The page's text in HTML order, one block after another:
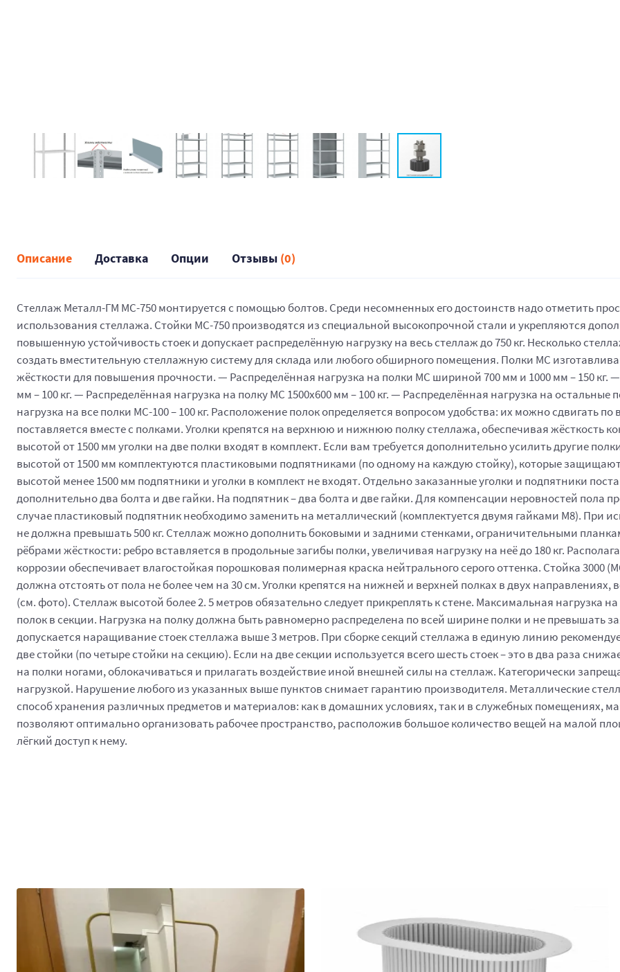
Описание Доставка Опции Отзывы (0)
Стеллаж Металл-ГМ МС-750 монтируется с помощью болтов. Среди несомненных его достоинств надо отметить
использования стеллажа. Стойки МС-750 производятся из специальной высокопрочной стали и укрепляются
повышенную устойчивость стоек и допускает распределённую нагрузку на весь стеллаж до 750 кг. Несколько
создать вместительную стеллажную систему для склада или любого обширного помещения. Полки МС
жёсткости для повышения прочности. — Распределённая нагрузка на полки МС шириной 700 мм и 1000 мм – 150 кг.
мм – 100 кг. — Распределённая нагрузка на полку МС 1500х600 мм – 100 кг. — Распределённая нагрузка на
нагрузка на все полки МС-100 – 100 кг. Расположение полок определяется вопросом удобства: их можно сдвигать
поставляется вместе с полками. Уголки крепятся на верхнюю и нижнюю полку стеллажа, обеспечивая жёсткость
высотой от 1500 мм уголки на две полки входят в комплект. Если вам требуется дополнительно усилить другие
высотой от 1500 мм комплектуются пластиковыми подпятниками (по одному на каждую стойку), которые
высотой менее 1500 мм подпятники и уголки в комплект не входят. Отдельно заказанные уголки и подпятники
дополнительно два болта и две гайки. На подпятник – два болта и две гайки. Для компенсации неровностей пола
случае пластиковый подпятник необходимо заменить на металлический (комплектуется двумя гайками М8). При
не должна превышать 500 кг. Стеллаж можно дополнить боковыми и задними стенками, ограничительными
рёбрами жёсткости: ребро вставляется в продольные загибы полки, увеличивая нагрузку на неё до 180 кг.
коррозии обеспечивает влагостойкая порошковая полимерная краска нейтрального серого оттенка. Стойка 3000
должна отстоять от пола не более чем на 30 см. Уголки крепятся на нижней и верхней полках в двух
(см. фото). Стеллаж высотой более 2. 5 метров обязательно следует прикреплять к стене. Максимальная нагрузка
полок в секции. Нагрузка на полку должна быть равномерно распределена по всей ширине полки и не превышать
допускается наращивание стоек стеллажа выше 3 метров. При сборке секций стеллажа в единую линию
две стойки (по четыре стойки на секцию). Если на две секции используется всего шесть стоек – это в два раза
на полки ногами, облокачиваться и прилагать воздействие иной внешней силы на стеллаж. Категорически
нагрузкой. Нарушение любого из указанных выше пунктов снимает гарантию производителя. Металлические
способ хранения различных предметов и материалов: как в домашних условиях, так и в служебных помещениях,
позволяют оптимально организовать рабочее пространство, расположив большое количество вещей на малой
лёгкий доступ к нему.